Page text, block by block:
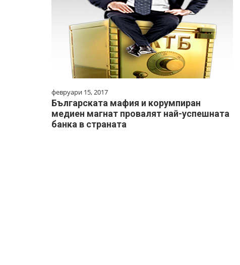
февруари 15, 2017
Българската мафия и корумпиран
медиен магнат провалят най-успешната
банка в страната